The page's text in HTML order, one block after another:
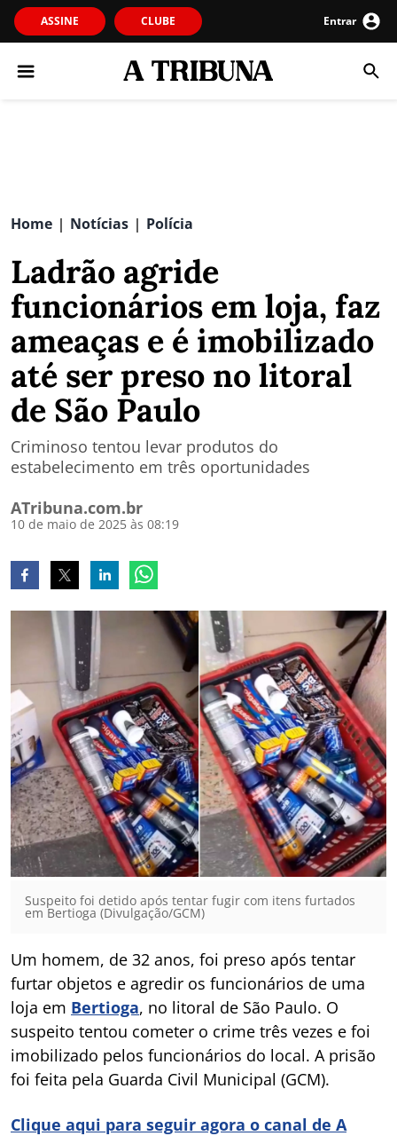
ASSINE CLUBE Entrar
Home | Notícias | Polícia
Ladrão agride
funcionários em loja, faz
ameaças e é imobilizado
até ser preso no litoral
de São Paulo
Criminoso tentou levar produtos do
estabelecimento em três oportunidades
ATribuna.com.br
10 de maio de 2025 às 08:19
Suspeito foi detido após tentar fugir com itens furtados
em Bertioga (Divulgação/GCM)
Um homem, de 32 anos, foi preso após tentar
furtar objetos e agredir os funcionários de uma
loja em Bertioga, no litoral de São Paulo. O
suspeito tentou cometer o crime três vezes e foi
imobilizado pelos funcionários do local. A prisão
foi feita pela Guarda Civil Municipal (GCM).
Clique aqui para seguir agora o canal de A